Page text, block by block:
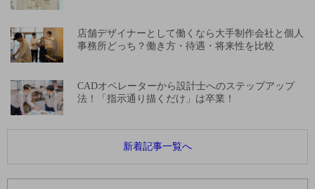
店舗デザイナーとして働くなら大手制作会社と個人
事務所どっち？働き方・待遇・将来性を比較
CADオペレーターから設計士へのステップアップ
法！「指示通り描くだけ」は卒業！
新着記事一覧へ